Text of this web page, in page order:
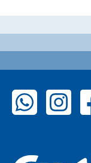
zu WhatsApp
zu